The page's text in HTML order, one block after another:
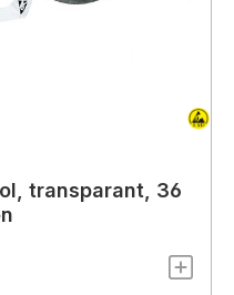
transparant, 36